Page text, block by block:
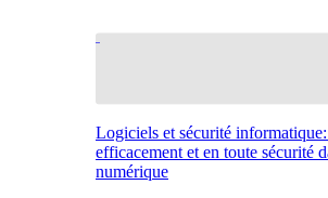
Logiciels et sécurité
efficacement et en toute sécurité
numérique